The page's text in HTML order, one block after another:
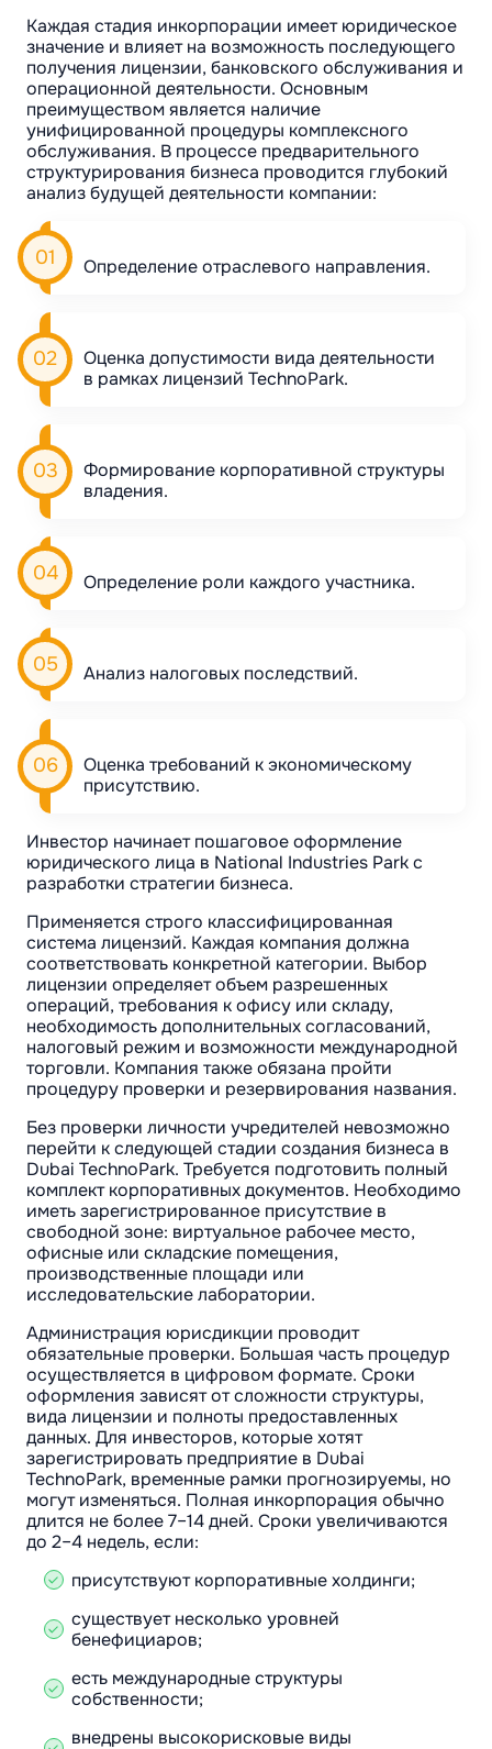
Каждая стадия инкорпорации имеет юридическое
значение и влияет на возможность последующего
получения лицензии, банковского обслуживания и
операционной деятельности. Основным
преимуществом является наличие
унифицированной процедуры комплексного
обслуживания. В процессе предварительного
структурирования бизнеса проводится глубокий
анализ будущей деятельности компании:
Определение отраслевого направления.
Оценка допустимости вида деятельности
в рамках лицензий TechnoPark.
Формирование корпоративной структуры
владения.
Определение роли каждого участника.
Анализ налоговых последствий.
Оценка требований к экономическому
присутствию.
Инвестор начинает пошаговое оформление
юридического лица в National Industries Park с
разработки стратегии бизнеса.
Применяется строго классифицированная
система лицензий. Каждая компания должна
соответствовать конкретной категории. Выбор
лицензии определяет объем разрешенных
операций, требования к офису или складу,
необходимость дополнительных согласований,
налоговый режим и возможности международной
торговли. Компания также обязана пройти
процедуру проверки и резервирования названия.
Без проверки личности учредителей невозможно
перейти к следующей стадии создания бизнеса в
Dubai TechnoPark. Требуется подготовить полный
комплект корпоративных документов. Необходимо
иметь зарегистрированное присутствие в
свободной зоне: виртуальное рабочее место,
офисные или складские помещения,
производственные площади или
исследовательские лаборатории.
Администрация юрисдикции проводит
обязательные проверки. Большая часть процедур
осуществляется в цифровом формате. Сроки
оформления зависят от сложности структуры,
вида лицензии и полноты предоставленных
данных. Для инвесторов, которые хотят
зарегистрировать предприятие в Dubai
TechnoPark, временные рамки прогнозируемы, но
могут изменяться. Полная инкорпорация обычно
длится не более 7–14 дней. Сроки увеличиваются
до 2–4 недель, если:
присутствуют корпоративные холдинги;
существует несколько уровней
бенефициаров;
есть международные структуры
собственности;
внедрены высокорисковые виды